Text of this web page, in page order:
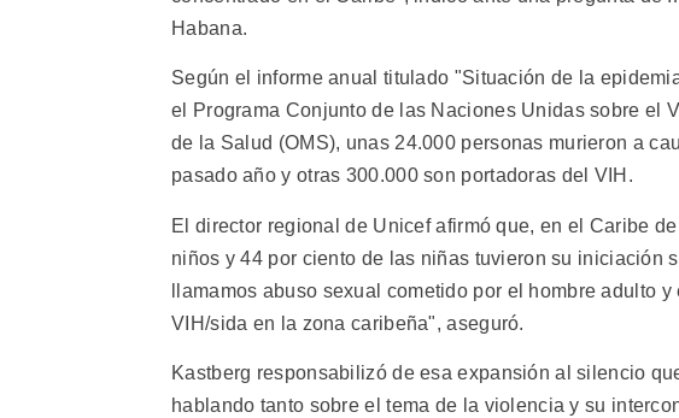
Habana.
Según el informe anual titulado "Situación de la
el Programa Conjunto de las Naciones Unidas sobre el
de la Salud (OMS), unas 24.000 personas murieron a
pasado año y otras 300.000 son portadoras del VIH.
El director regional de Unicef afirmó que, en el Caribe
niños y 44 por ciento de las niñas tuvieron su iniciación
llamamos abuso sexual cometido por el hombre adulto
VIH/sida en la zona caribeña", aseguró.
Kastberg responsabilizó de esa expansión al silencio
hablando tanto sobre el tema de la violencia y su